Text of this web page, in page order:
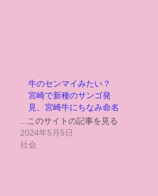
牛のセンマイみたい？
宮崎で新種のサンゴ発
見、宮崎牛にちなみ命名
...このサイトの記事を見る
2024年5月5日
社会